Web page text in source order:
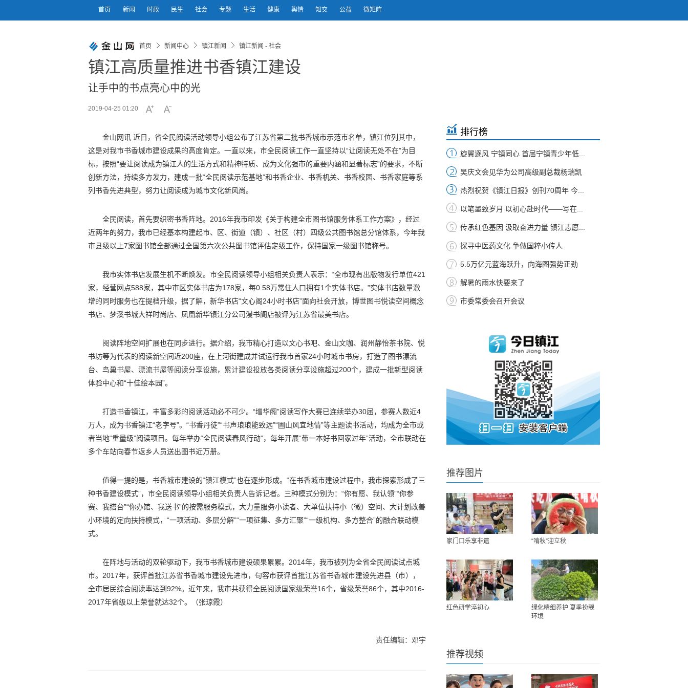
首页 新闻 时政 民生 社会 专题 生活 健康 舆情 知交 公益 微矩阵
首页 新闻中心 镇江新闻 镇江新闻 - 社会
镇江高质量推进书香镇江建设
让手中的书点亮心中的光
2019-04-25 01:20
金山网讯 近日，省全民阅读活动领导小组公布了江苏省第二批书香城市示范市名单，镇江位列其中，
这是对我市书香城市建设成果的高度肯定。一直以来，市全民阅读工作一直坚持以“让阅读无处不在”为目
标，按照“要让阅读成为镇江人的生活方式和精神特质、成为文化强市的重要内涵和显著标志”的要求，不断
创新方法，持续多方发力，建成一批“全民阅读示范基地”和书香企业、书香机关、书香校园、书香家庭等系
列书香先进典型，努力让阅读成为城市文化新风尚。
全民阅读，首先要织密书香阵地。2016年我市印发《关于构建全市图书馆服务体系工作方案》，经过
近两年的努力，我市已经基本构建起市、区、街道（镇）、社区（村）四级公共图书馆总分馆体系，今年我
市县级以上7家图书馆全部通过全国第六次公共图书馆评估定级工作，保持国家一级图书馆称号。
我市实体书店发展生机不断焕发。市全民阅读领导小组相关负责人表示：“全市现有出版物发行单位421
家，经营网点588家，其中市区实体书店为178家，每0.58万常住人口拥有1个实体书店。”实体书店数量激
增的同时服务也在提档升级，据了解，新华书店“文心阁24小时书店”面向社会开放，博世图书悦读空间概念
书店、梦溪书城大祥时尚店、凤凰新华镇江分公司漫书阁店被评为江苏省最美书店。
阅读阵地空间扩展也在同步进行。据介绍，我市精心打造以文心书吧、金山文咖、润州静怡茶书院、悦
书坊等为代表的阅读新空间近200座，在上河街建成并试运行我市首家24小时城市书房，打造了图书漂流
台、鸟巢书屋、漂流书屋等阅读分享设施，累计建设投放各类阅读分享设施超过200个，建成一批新型阅读
体验中心和“十佳绘本园”。
打造书香镇江，丰富多彩的阅读活动必不可少。“增华阁”阅读写作大赛已连续举办30届，参赛人数近4
万人，成为书香镇江“老字号”。“书香丹徒”“书声琅琅能致远”“圌山风宜地情”等主题读书活动，均成为全市或
者当地“重量级”阅读项目。每年举办“全民阅读春风行动”，每年开展“带一本好书回家过年”活动，全市联动在
多个车站向春节返乡人员送出图书近万册。
值得一提的是，书香城市建设的“镇江模式”也在逐步形成。“在书香城市建设过程中，我市探索形成了三
种书香建设模式”，市全民阅读领导小组相关负责人告诉记者。三种模式分别为：“你有愿、我认领”“你参
赛、我搭台”“你办馆、我送书”的按需服务模式，大力量服务小读者、大单位扶持小（微）空间、大计划改善
小环境的定向扶持模式，“一项活动、多层分解”“一项征集、多方汇聚”“一级机构、多方整合”的融合联动模
式。
在阵地与活动的双轮驱动下，我市书香城市建设硕果累累。2014年，我市被列为全省全民阅读试点城
市。2017年，获评首批江苏省书香城市建设先进市，句容市获评首批江苏省书香城市建设先进县（市），
全市居民综合阅读率达到92%。近年来，我市共获得全民阅读国家级荣誉16个，省级荣誉86个，其中2016-
2017年省级以上荣誉就达32个。（张琼霞）
责任编辑：邓宇
排行榜
旋翼逐风 宁镇同心 首届宁镇青少年低...
吴庆文会见华为公司高级副总裁杨瑞凯
热烈祝贺《镇江日报》创刊70周年 今...
以笔墨致岁月 以初心赴时代——写在...
传承红色基因 汲取奋进力量 镇江志愿...
探寻中医药文化 争做国粹小传人
5.5万亿元蓝海跃升，向海图强势正劲
解暑的雨水快要来了
市委常委会召开会议
推荐图片
家门口乐享非遗 “啃秋”迎立秋
红色研学淬初心
绿化精细养护 夏季扮靓
环境
推荐视频